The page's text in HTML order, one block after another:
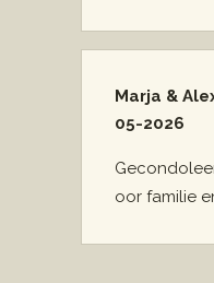
Marja &
05-2026
oor familie